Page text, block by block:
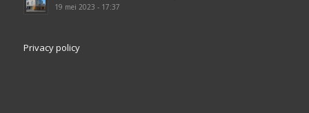
19 mei 2023 - 17:37
Privacy policy